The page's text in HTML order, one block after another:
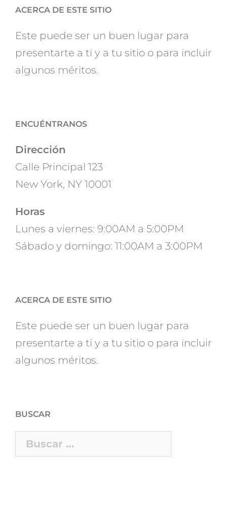
ACERCA DE ESTE SITIO
Este puede ser un buen lugar para
presentarte a ti y a tu sitio o para incluir
algunos méritos.
ENCUÉNTRANOS
Dirección
Calle Principal 123
New York, NY 10001
Horas
Lunes a viernes: 9:00AM a 5:00PM
Sábado y domingo: 11:00AM a 3:00PM
ACERCA DE ESTE SITIO
Este puede ser un buen lugar para
presentarte a ti y a tu sitio o para incluir
algunos méritos.
BUSCAR
Buscar: